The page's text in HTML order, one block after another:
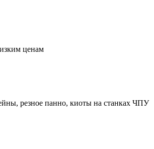
ценам
резное панно, киоты на станках ЧПУ